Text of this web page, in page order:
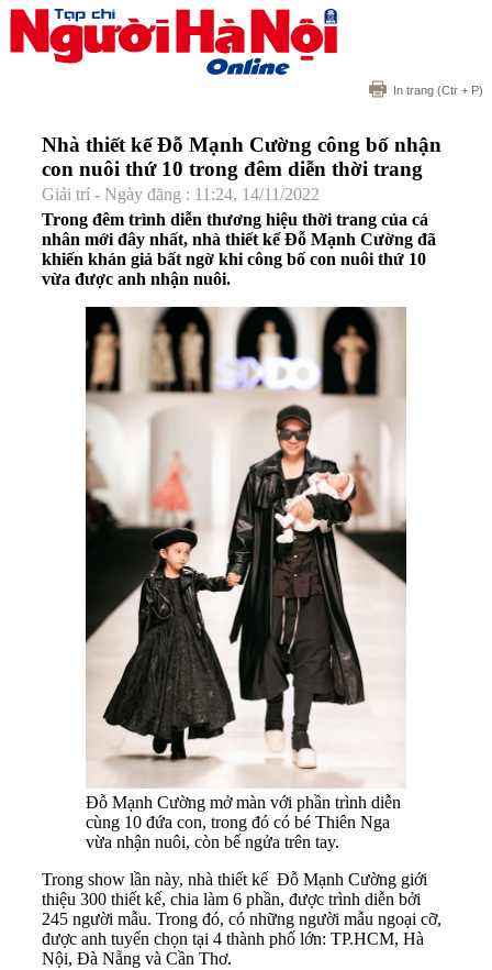
In trang (Ctr + P)
Nhà thiết kế Đỗ Mạnh Cường công bố nhận
con nuôi thứ 10 trong đêm diễn thời trang
Giải trí - Ngày đăng : 11:24, 14/11/2022
Trong đêm trình diễn thương hiệu thời trang của cá
nhân mới đây nhất, nhà thiết kế Đỗ Mạnh Cường đã
khiến khán giả bất ngờ khi công bố con nuôi thứ 10
vừa được anh nhận nuôi.
Đỗ Mạnh Cường mở màn với phần trình diễn
cùng 10 đứa con, trong đó có bé Thiên Nga
vừa nhận nuôi, còn bế ngửa trên tay.
Trong show lần này, nhà thiết kế Đỗ Mạnh Cường giới
thiệu 300 thiết kế, chia làm 6 phần, được trình diễn bởi
245 người mẫu. Trong đó, có những người mẫu ngoại cỡ,
được anh tuyển chọn tại 4 thành phố lớn: TP.HCM, Hà
Nội, Đà Nẵng và Cần Thơ.